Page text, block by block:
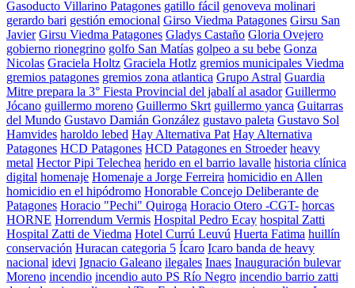
Gasoducto Villarino Patagones gatillo fácil genoveva molinari
gerardo bari gestión emocional Girso Viedma Patagones Girsu San
Javier Girsu Viedma Patagones Gladys Castaño Gloria Ovejero
gobierno rionegrino golfo San Matías golpeo a su bebe Gonza
Nicolas Graciela Holtz Graciela Hotlz gremios municipales Viedma
gremios patagones gremios zona atlantica Grupo Astral Guardia
Mitre prepara la 3° Fiesta Provincial del jabalí al asador Guillermo
Jócano guillermo moreno Guillermo Skrt guillermo yanca Guitarras
del Mundo Gustavo Damián González gustavo paleta Gustavo Sol
Hamvides haroldo lebed Hay Alternativa Pat Hay Alternativa
Patagones HCD Patagones HCD Patagones en Stroeder heavy
metal Hector Pipi Telechea herido en el barrio lavalle historia clínica
digital homenaje Homenaje a Jorge Ferreira homicidio en Allen
homicidio en el hipódromo Honorable Concejo Deliberante de
Patagones Horacio "Pechi" Quiroga Horacio Otero -CGT- horcas
HORNE Horrendum Vermis Hospital Pedro Ecay hospital Zatti
Hospital Zatti de Viedma Hotel Currú Leuvú Huerta Fatima huillín
conservación Huracan categoria 5 Ícaro Icaro banda de heavy
nacional idevi Ignacio Galeano ilegales Inaes Inauguración bulevar
Moreno incendio incendio auto PS Río Negro incendio barrio zatti